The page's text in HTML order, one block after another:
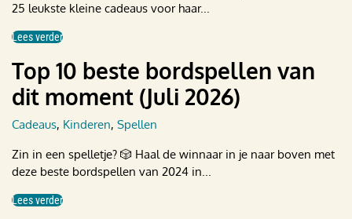
25 leukste kleine cadeaus voor haar...
Lees verder
Top 10 beste bordspellen van
dit moment (Juli 2026)
Cadeaus, Kinderen, Spellen
Zin in een spelletje? 🎲 Haal de winnaar in je naar boven met
deze beste bordspellen van 2024 in...
Lees verder